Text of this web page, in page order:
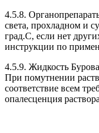
4.5.8.
света, прохладном и
град.С, если нет
инструкции по
4.5.9. Жидкость
При помутнении
соответствие всем
опалесценция